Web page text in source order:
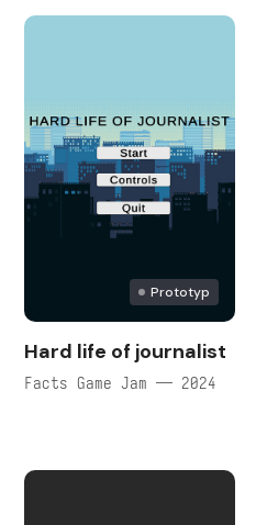
Prototyp
Hard life of journalist
Facts Game Jam — 2024